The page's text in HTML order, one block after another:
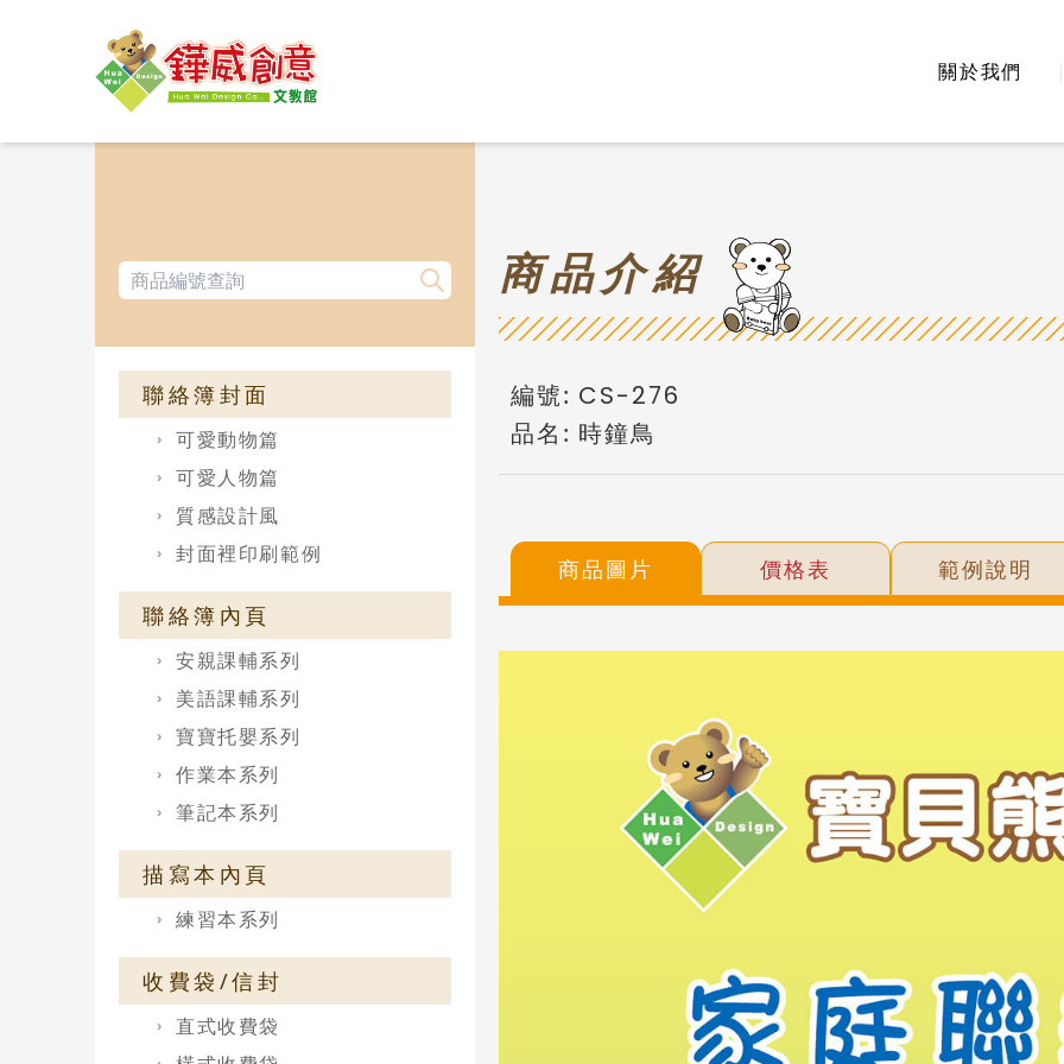
關於我們
聯絡簿封面
可愛動物篇
可愛人物篇
質感設計風
封面裡印刷範例
聯絡簿內頁
安親課輔系列
美語課輔系列
寶寶托嬰系列
作業本系列
筆記本系列
描寫本內頁
練習本系列
收費袋/信封
直式收費袋
商品介紹
編號: CS-276
品名: 時鐘鳥
商品圖片 價格表 範例說明